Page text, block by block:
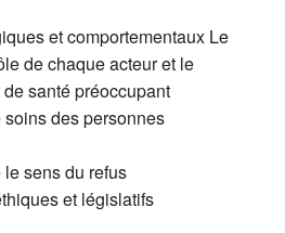
et comportementaux Le
de chaque acteur et le
santé préoccupant
des personnes
sens du refus
et législatifs